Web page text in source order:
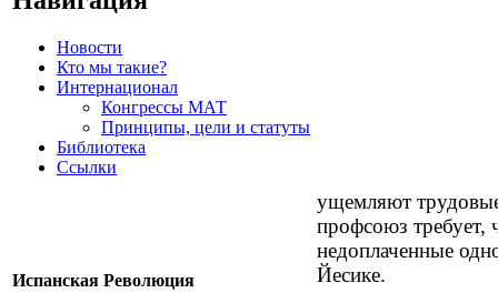
Новости
Кто мы такие?
Интернационал
Конгрессы МАТ
Принципы, цели и статуты
Библиотека
Ссылки
Испанская Революция
ущемляют
профсоюз требует,
недоплаченные
Йесике.